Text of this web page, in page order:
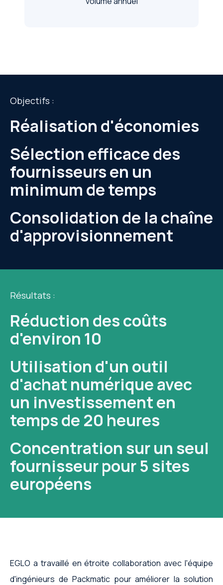
Objectifs :
Réalisation d'économies
Sélection efficace des
fournisseurs en un
minimum de temps
Consolidation de la chaîne
d'approvisionnement
Résultats :
Réduction des coûts
d'environ 10
Utilisation d'un outil
d'achat numérique avec
un investissement en
temps de 20 heures
Concentration sur un seul
fournisseur pour 5 sites
européens
EGLO a travaillé en étroite collaboration avec l'équipe
d'ingénieurs de Packmatic pour améliorer la solution